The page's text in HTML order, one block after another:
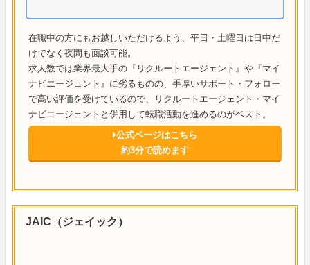
在職中の方にもお越しいただけるよう、平日・土曜日は日中だ
けでなく夜間も面談可能。
求人数では業界最大手の『リクルートエージェント』や『マイ
ナビエージェント』に劣るものの、手厚いサポート・フォロー
で高い評価を受けているので、リクルートエージェント・マイ
ナビエージェントと併用して転職活動を進めるのがベスト。
公式ページはこちら
約3分で読めます
JAIC（ジェイック）